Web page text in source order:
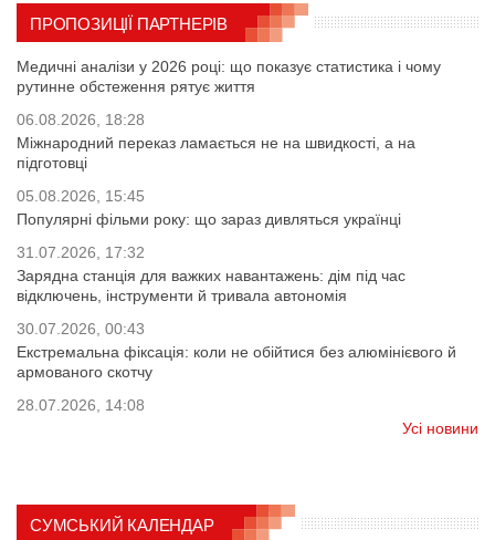
ПРОПОЗИЦІЇ ПАРТНЕРІВ
Медичні аналізи у 2026 році: що показує статистика і чому
рутинне обстеження рятує життя
06.08.2026, 18:28
Міжнародний переказ ламається не на швидкості, а на
підготовці
05.08.2026, 15:45
Популярні фільми року: що зараз дивляться українці
31.07.2026, 17:32
Зарядна станція для важких навантажень: дім під час
відключень, інструменти й тривала автономія
30.07.2026, 00:43
Екстремальна фіксація: коли не обійтися без алюмінієвого й
армованого скотчу
28.07.2026, 14:08
Усі новини
СУМСЬКИЙ КАЛЕНДАР